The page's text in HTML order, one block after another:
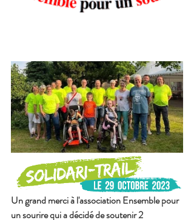
Un grand merci à l'association Ensemble pour
un sourire qui a décidé de soutenir 2